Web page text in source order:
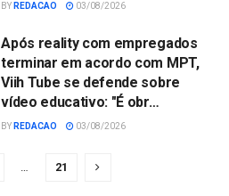
BY REDACAO 03/08/2026
Após reality com empregados
terminar em acordo com MPT,
Viih Tube se defende sobre
vídeo educativo: "É obr…
BY REDACAO 03/08/2026
… 21